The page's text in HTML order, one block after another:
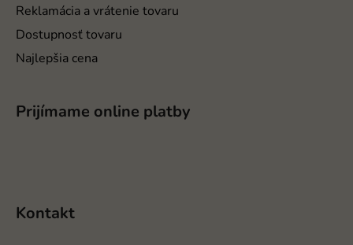
Reklamácia a vrátenie tovaru
Dostupnosť tovaru
Najlepšia cena
Prijímame online platby
Kontakt